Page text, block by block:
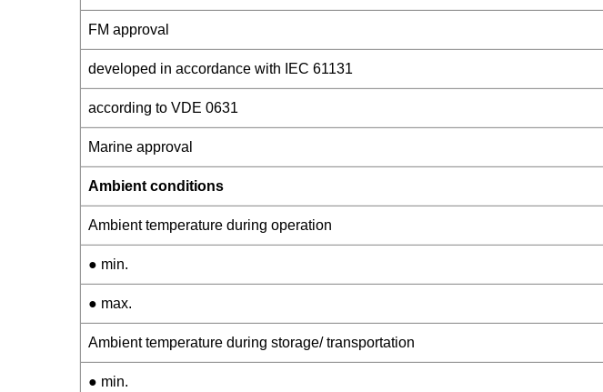
FM approval
developed in accordance with IEC 61131
according to VDE 0631
Marine approval
Ambient conditions
Ambient temperature during operation
● min.
● max.
Ambient temperature during storage/ transportation
● min.